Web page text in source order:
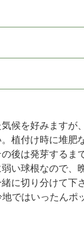
候を好みますが
植付け時に堆肥
後は発芽するま
い球根なので、
に切り分けて下さ
ではいったんポ